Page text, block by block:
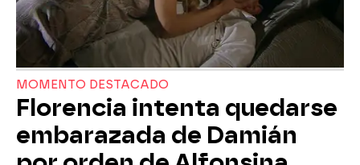
MOMENTO DESTACADO
Florencia intenta quedarse
embarazada de Damián